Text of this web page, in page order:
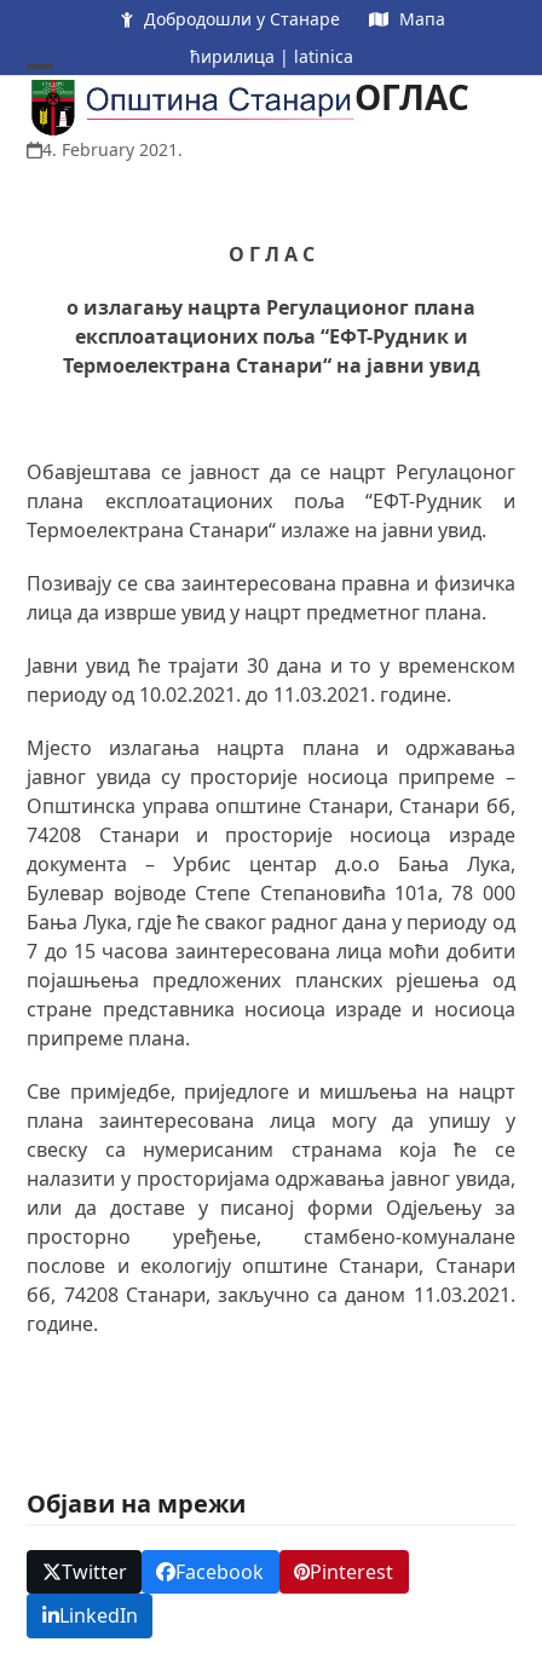
content
Добродошли у Станаре
Мапа
ћирилица | latinica
Open
mobile
Close
mobile
ОГЛАС
4. February 2021.
О Г Л А С
о излагању нацрта Регулационог плана
експлоатационих поља “ЕФТ-Рудник и
Термоелектрана Станари“ на јавни увид
Обавјештава се јавност да се нацрт Регулацоног
плана експлоатационих поља “ЕФТ-Рудник и
Термоелектрана Станари“ излаже на јавни увид.
Позивају се сва заинтересована правна и физичка
лица да изврше увид у нацрт предметног плана.
Јавни увид ће трајати 30 дана и то у временском
периоду од 10.02.2021. до 11.03.2021. године.
Мјесто излагања нацрта плана и одржавања
јавног увида су просторије носиоца припреме –
Општинска управа општине Станари, Станари бб,
74208 Станари и просторије носиоца израде
документа – Урбис центар д.о.о Бања Лука,
Булевар војводе Степе Степановића 101а, 78 000
Бања Лука, гдје ће сваког радног дана у периоду од
7 до 15 часова заинтересована лица моћи добити
појашњења предложених планских рјешења од
стране представника носиоца израде и носиоца
припреме плана.
Све примједбе, приједлоге и мишљења на нацрт
плана заинтересована лица могу да упишу у
свеску са нумерисаним странама која ће се
налазити у просторијама одржавања јавног увида,
или да доставе у писаној форми Одјељењу за
просторно уређење, стамбено-комуналане
послове и екологију општине Станари, Станари
бб, 74208 Станари, закључно са даном 11.03.2021.
године.
Објави на мрежи
Twitter Facebook
Pinterest
LinkedIn